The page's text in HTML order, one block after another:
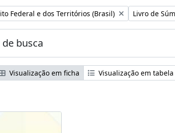
Federal e dos Territórios (Brasil) Remover
Livro de
busca
Visualização em ficha Visualização em tabela